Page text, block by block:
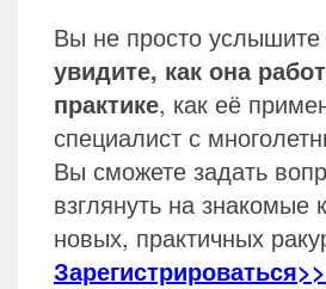
Вы не просто
увидите, как она
практике, как её
специалист с
Вы сможете задать
взглянуть на знакомые
новых, практичных
Зарегистрироваться>>